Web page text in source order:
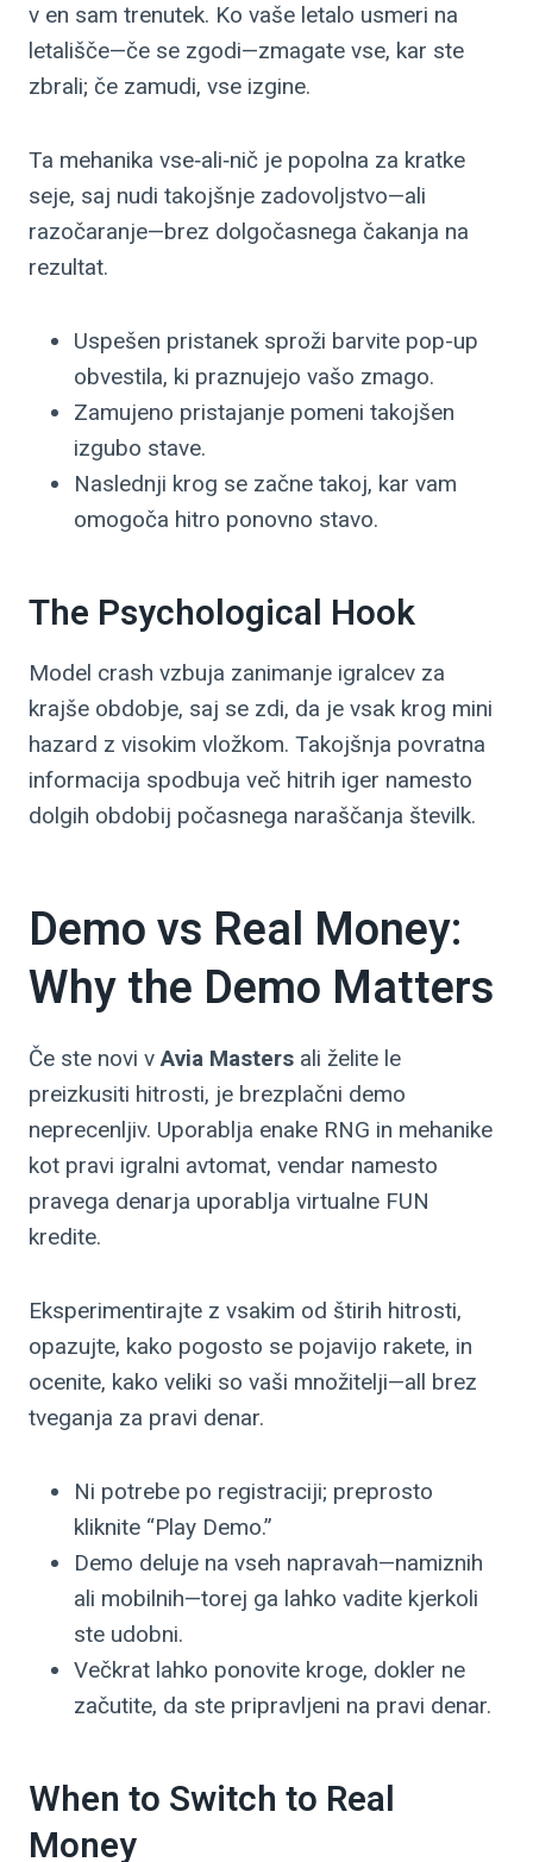
v en sam trenutek. Ko vaše letalo usmeri na
letališče—če se zgodi—zmagate vse, kar ste
zbrali; če zamudi, vse izgine.
Ta mehanika vse‑ali‑nič je popolna za kratke
seje, saj nudi takojšnje zadovoljstvo—ali
razočaranje—brez dolgočasnega čakanja na
rezultat.
Uspešen pristanek sproži barvite pop-up
obvestila, ki praznujejo vašo zmago.
Zamujeno pristajanje pomeni takojšen
izgubo stave.
Naslednji krog se začne takoj, kar vam
omogoča hitro ponovno stavo.
The Psychological Hook
Model crash vzbuja zanimanje igralcev za
krajše obdobje, saj se zdi, da je vsak krog mini
hazard z visokim vložkom. Takojšnja povratna
informacija spodbuja več hitrih iger namesto
dolgih obdobij počasnega naraščanja številk.
Demo vs Real Money:
Why the Demo Matters
Če ste novi vAvia Masters ali želite le
preizkusiti hitrosti, je brezplačni demo
neprecenljiv. Uporablja enake RNG in mehanike
kot pravi igralni avtomat, vendar namesto
pravega denarja uporablja virtualne FUN
kredite.
Eksperimentirajte z vsakim od štirih hitrosti,
opazujte, kako pogosto se pojavijo rakete, in
ocenite, kako veliki so vaši množitelji—all brez
tveganja za pravi denar.
Ni potrebe po registraciji; preprosto
kliknite “Play Demo.”
Demo deluje na vseh napravah—namiznih
ali mobilnih—torej ga lahko vadite kjerkoli
ste udobni.
Večkrat lahko ponovite kroge, dokler ne
začutite, da ste pripravljeni na pravi denar.
When to Switch to Real
Money